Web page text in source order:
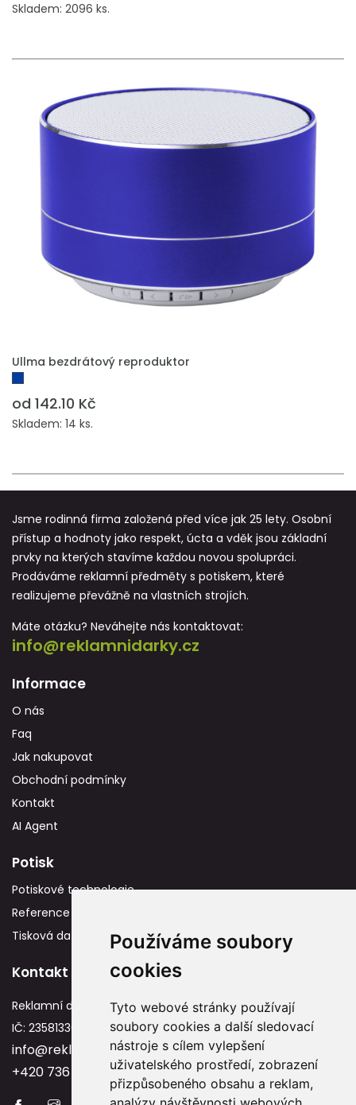
Používáme soubory
cookies
Tyto webové stránky používají
soubory cookies a další sledovací
nástroje s cílem vylepšení
uživatelského prostředí, zobrazení
přizpůsobeného obsahu a reklam,
Skladem: 2096 ks.
PŘIDAT DO POPTÁVKY
Ullma bezdrátový reproduktor
od 142.10 Kč
Skladem: 14 ks.
Jsme rodinná firma založená před více jak 25 lety. Osobní
přístup a hodnoty jako respekt, úcta a vděk jsou základní
prvky na kterých stavíme každou novou spolupráci.
Prodáváme reklamní předměty s potiskem, které
realizujeme převážně na vlastních strojích.
Máte otázku? Neváhejte nás kontaktovat:
info@reklamnidarky.cz
Informace
O nás
Faq
Jak nakupovat
Obchodní podmínky
Kontakt
AI Agent
Potisk
Potiskové technologie
Reference
Tisková data
Kontakt
Reklamní dárky
IČ: 23581336
info@reklamnidarky.cz
+420 736 787 715